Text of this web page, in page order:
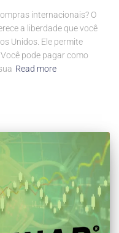
internacionais? O
a liberdade que você
Unidos. Ele permite
pode pagar como
Read more